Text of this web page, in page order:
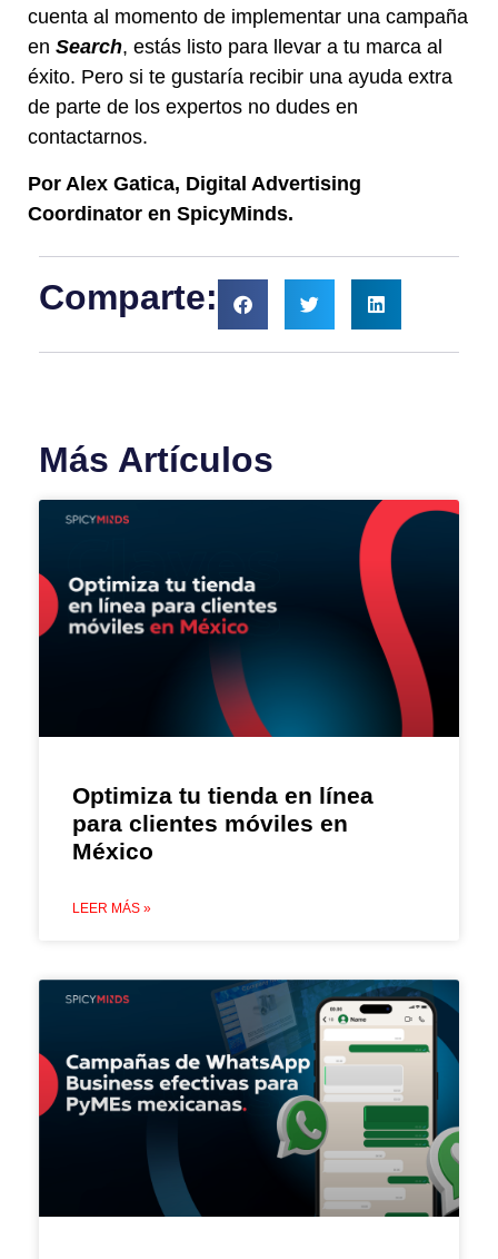
cuenta al momento de implementar una campaña
en Search, estás listo para llevar a tu marca al
éxito. Pero si te gustaría recibir una ayuda extra
de parte de los expertos no dudes en
contactarnos.
Por Alex Gatica, Digital Advertising
Coordinator en SpicyMinds.
Comparte:
Más Artículos
Optimiza tu tienda en línea
para clientes móviles en
México
LEER MÁS »